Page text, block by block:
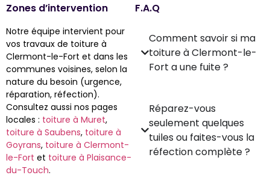
Zones d’intervention
Notre équipe intervient pour
vos travaux de toiture à
Clermont-le-Fort et dans les
communes voisines, selon la
nature du besoin (urgence,
réparation, réfection).
Consultez aussi nos pages
locales : toiture à Muret,
toiture à Saubens, toiture à
Goyrans, toiture à Clermont-
le-Fort et toiture à Plaisance-
du-Touch.
F.A.Q
Comment savoir si ma
toiture à Clermont-le-
Fort a une fuite ?
Réparez-vous
seulement quelques
tuiles ou faites-vous la
réfection complète ?